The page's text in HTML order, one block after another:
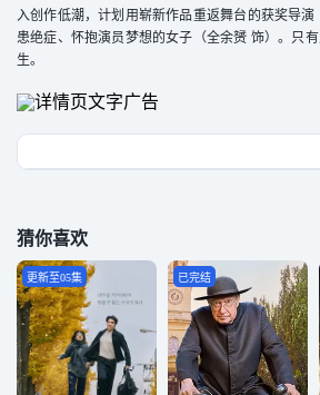
入创作低潮，计划用崭新作品重返舞台的获奖导
患绝症、怀抱演员梦想的女子（全余赟 饰）。只
生。
猜你喜欢
更新至05集 已完结